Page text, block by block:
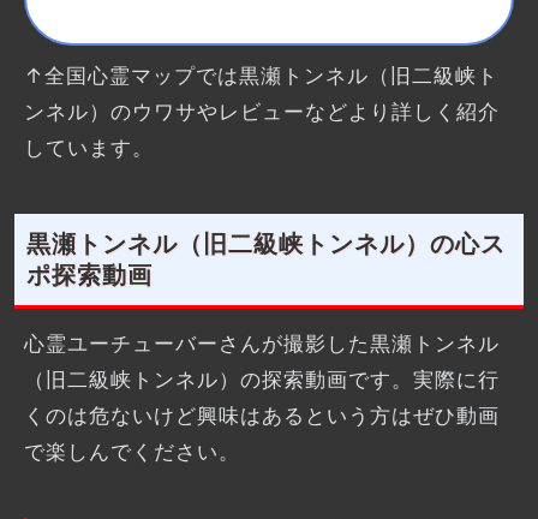
↑全国心霊マップでは黒瀬トンネル（旧二級峡ト
ンネル）のウワサやレビューなどより詳しく紹介
しています。
黒瀬トンネル（旧二級峡トンネル）の心ス
ポ探索動画
心霊ユーチューバーさんが撮影した黒瀬トンネル
（旧二級峡トンネル）の探索動画です。実際に行
くのは危ないけど興味はあるという方はぜひ動画
で楽しんでください。